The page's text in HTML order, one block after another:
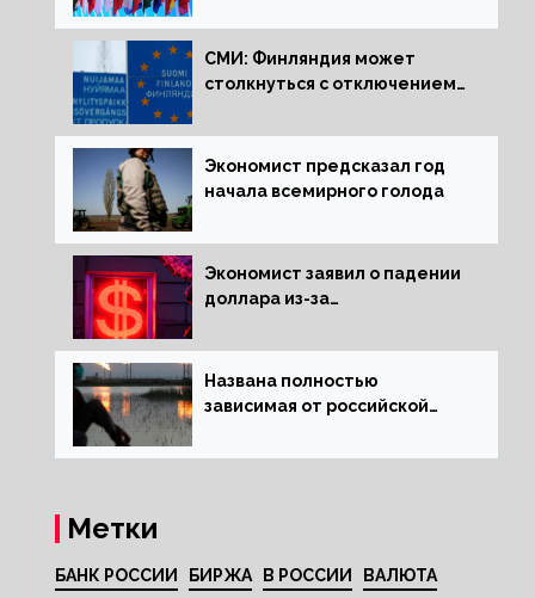
СМИ: Финляндия может
столкнуться с отключением
Экономист предсказал год
начала всемирного голода
Экономист заявил о падении
доллара из-за
Названа полностью
зависимая от российской
Метки
БАНК РОССИИ БИРЖА В РОССИИ ВАЛЮТА